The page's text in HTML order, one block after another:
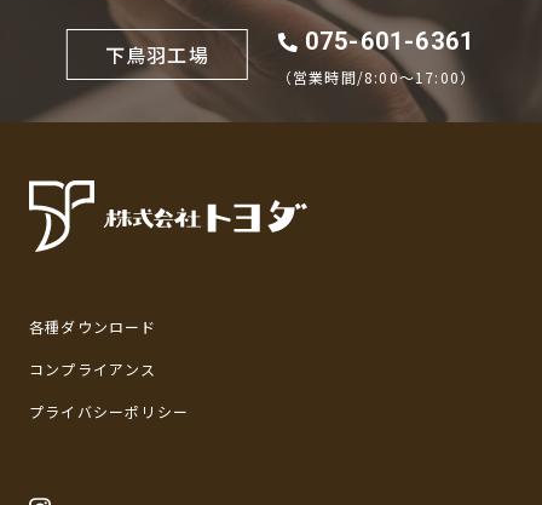
下鳥羽工場 075-601-6361
（営業時間/8:00〜17:00）
各種ダウンロード
コンプライアンス
プライバシーポリシー